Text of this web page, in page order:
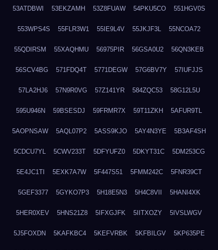
53ATDBWI 53EKZAMH 53Z8FUAW 54PKU5CO 551HGV0S
553WPS4S 55FLR3W1 55IE9L4V 55JKJF3L 55NCOA72
55QDIRSM 55XAQHMU 56975PIR 56GSA0U2 56QN3KEB
56SCV4BG 571FDQ4T 5771DEGW 57G6BV7Y 57IUFJJS
57LA2HJ6 57N9R0VG 57Z141YR 584ZQC53 58G12L5U
595U946N 59BSESDJ 59FRMR7X 59T11ZKH 5AFUR9TL
5AOPNSAW 5AQL07P2 5ASS9KJO 5AY4N3YE 5B3AF4SH
5CDCU7YL 5CWV233T 5DFYUFZ0 5DKYT31C 5DM253CG
5E4JC1TI 5EXK7A7W 5F447S51 5FMM242C 5FNR39CT
5GEF3377 5GYKO7P3 5H18E5N3 5H4C8VII 5HANI4XK
5HER0XEV 5HNS21Z8 5IFXGJFK 5IITXOZY 5IVSLWGV
5J5FOXDN 5KAFKBC4 5KEFVRBK 5KFBILGV 5KP635PE